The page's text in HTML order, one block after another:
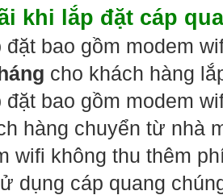
khi lắp đặt cáp
đặt bao gồm modem
cho khách hàng
đặt bao gồm modem
hàng chuyển từ nhà
wifi không thu thêm
dụng cáp quang